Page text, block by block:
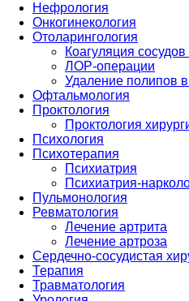
Нефрология
Онкогинекология
Отоларингология
Коагуляция
ЛОР-операции
Удаление полипов
Офтальмология
Проктология
Проктология
Психология
Психотерапия
Психиатрия
Психиатрия-
Пульмонология
Ревматология
Лечение артрита
Лечение артроза
Сердечно-сосудистая
Терапия
Травматология